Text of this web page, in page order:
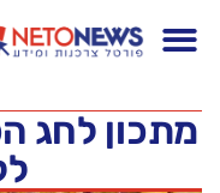
מתכון לחג